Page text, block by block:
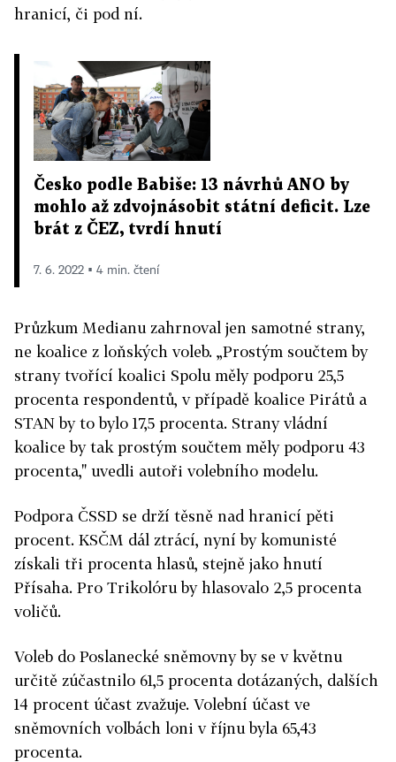
hranicí, či pod ní.
Česko podle Babiše: 13 návrhů ANO by
mohlo až zdvojnásobit státní deficit. Lze
brát z ČEZ, tvrdí hnutí
7. 6. 2022 ▪ 4 min. čtení
Průzkum Medianu zahrnoval jen samotné strany,
ne koalice z loňských voleb. „Prostým součtem by
strany tvořící koalici Spolu měly podporu 25,5
procenta respondentů, v případě koalice Pirátů a
STAN by to bylo 17,5 procenta. Strany vládní
koalice by tak prostým součtem měly podporu 43
procenta," uvedli autoři volebního modelu.
Podpora ČSSD se drží těsně nad hranicí pěti
procent. KSČM dál ztrácí, nyní by komunisté
získali tři procenta hlasů, stejně jako hnutí
Přísaha. Pro Trikolóru by hlasovalo 2,5 procenta
voličů.
Voleb do Poslanecké sněmovny by se v květnu
určitě zúčastnilo 61,5 procenta dotázaných, dalších
14 procent účast zvažuje. Volební účast ve
sněmovních volbách loni v říjnu byla 65,43
procenta.